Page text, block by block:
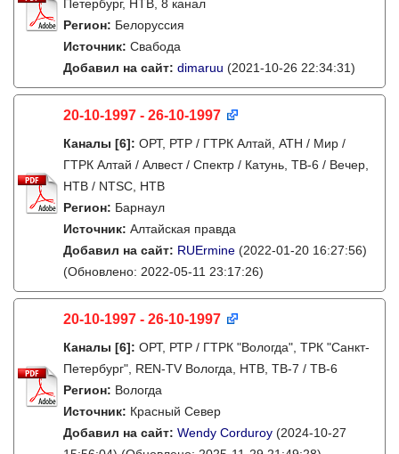
Петербург, НТВ, 8 канал
Регион: Белоруссия
Источник: Свабода
Добавил на сайт: dimaruu (2021-10-26 22:34:31)
20-10-1997 - 26-10-1997
Каналы [6]: ОРТ, РТР / ГТРК Алтай, АТН / Мир /
ГТРК Алтай / Алвест / Спектр / Катунь, ТВ-6 / Вечер,
НТВ / NTSC, НТВ
Регион: Барнаул
Источник: Алтайская правда
Добавил на сайт: RUErmine (2022-01-20 16:27:56)
(Обновлено: 2022-05-11 23:17:26)
20-10-1997 - 26-10-1997
Каналы [6]: ОРТ, РТР / ГТРК "Вологда", ТРК "Санкт-
Петербург", REN-TV Вологда, НТВ, ТВ-7 / ТВ-6
Регион: Вологда
Источник: Красный Север
Добавил на сайт: Wendy Corduroy (2024-10-27